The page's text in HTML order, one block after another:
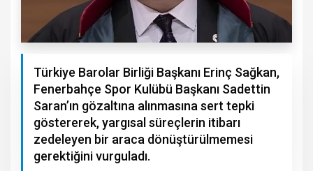
Türkiye Barolar Birliği Başkanı Erinç Sağkan,
Fenerbahçe Spor Kulübü Başkanı Sadettin
Saran’ın gözaltına alınmasına sert tepki
göstererek, yargısal süreçlerin itibarı
zedeleyen bir araca dönüştürülmemesi
gerektiğini vurguladı.